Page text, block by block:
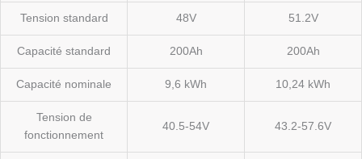
Tension standard 48V 51.2V
Capacité standard 200Ah 200Ah
Capacité nominale 9,6 kWh 10,24 kWh
Tension de
fonctionnement
40.5-54V 43.2-57.6V